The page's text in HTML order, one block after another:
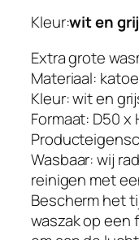
a
s
v
e
r
z
a
m
e
l
a
a
Kleur:wit en
Extra grote
Materiaal:
Kleur: wit en
Formaat: D50 x
Wasbaar: wij
reinigen met
Bescherm het
waszak op een